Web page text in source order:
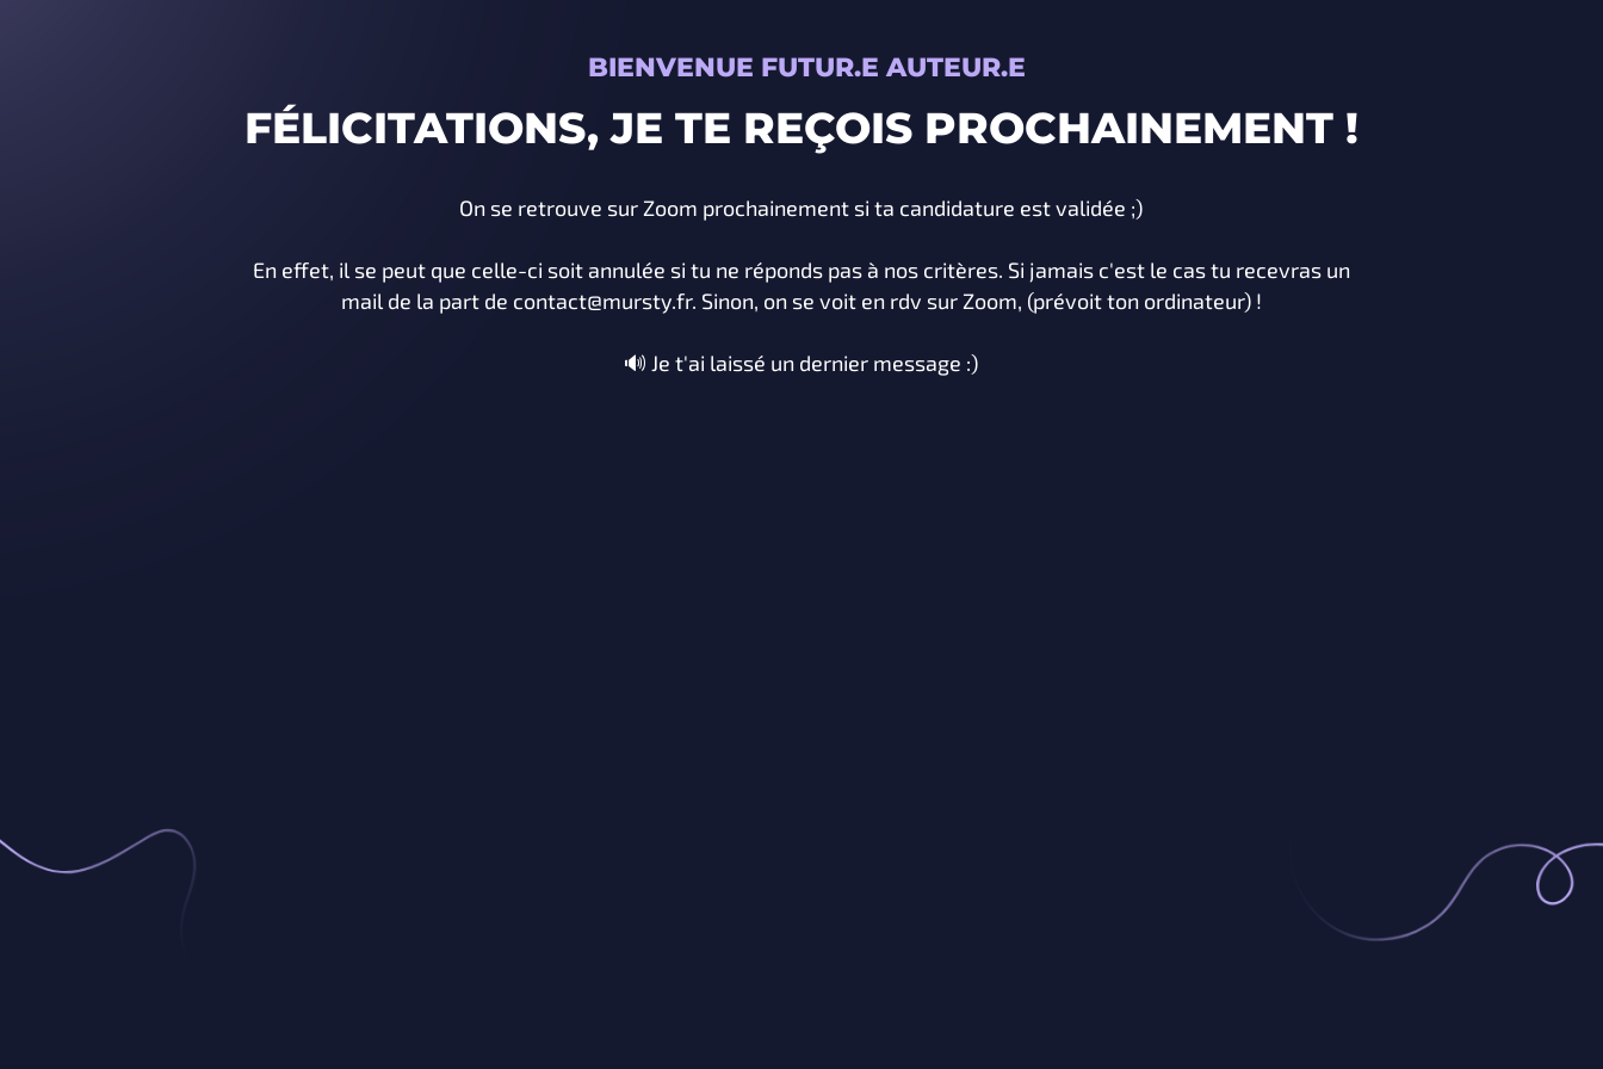
BIENVENUE FUTUR.E AUTEUR.E
FÉLICITATIONS, JE TE REÇOIS PROCHAINEMENT !
On se retrouve sur Zoom prochainement si ta candidature est validée ;)
En effet, il se peut que celle-ci soit annulée si tu ne réponds pas à nos critères. Si jamais c'est le cas tu recevras un
mail de la part de contact@mursty.fr. Sinon, on se voit en rdv sur Zoom, (prévoit ton ordinateur) !
🔊 Je t'ai laissé un dernier message :)